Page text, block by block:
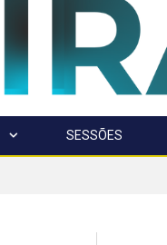
SESSÕES